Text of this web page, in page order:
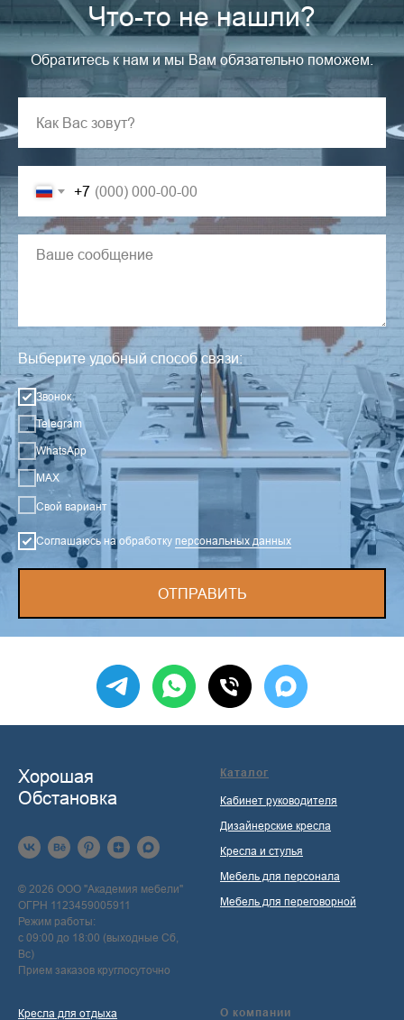
Что-то не нашли?
Обратитесь к нам и мы Вам обязательно поможем.
+7
Выберите удобный способ связи:
Звонок
Telegram
WhatsApp
MAX
Свой вариант
Соглашаюсь на обработку персональных данных
ОТПРАВИТЬ
Хорошая
Обстановка
© 2026 ООО "Академия мебели"
ОГРН 1123459005911
Режим работы:
с 09:00 до 18:00 (выходные Сб,
Вс)
Прием заказов круглосуточно
Каталог
Кабинет руководителя
Дизайнерские кресла
Кресла и стулья
Мебель для персонала
Мебель для переговорной
Кресла для отдыха О компании